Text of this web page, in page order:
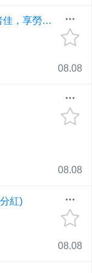
學徒 (日薪2000元起) 有汽車駕照者佳，享勞健保，可培養專業培訓證照。
08.08
08.08
紅)
08.08